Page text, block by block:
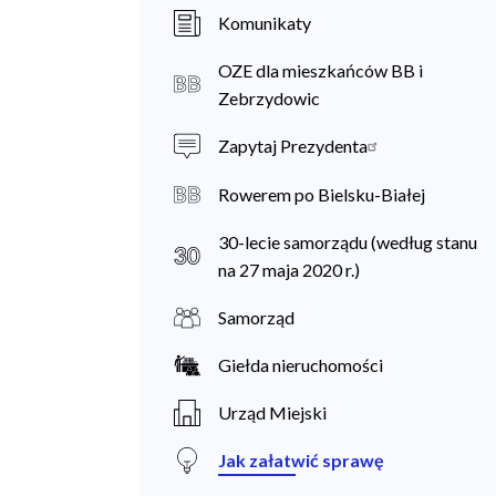
a
i
e
Komunikaty
OZE dla mieszkańców BB i
Zebrzydowic
Zapytaj Prezydenta
Rowerem po Bielsku-Białej
30-lecie samorządu (według stanu
na 27 maja 2020 r.)
Samorząd
Giełda nieruchomości
Urząd Miejski
Jak załatwić sprawę